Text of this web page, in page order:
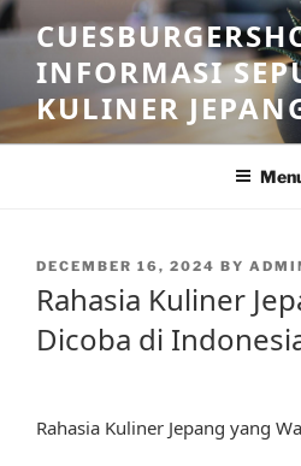
Skip
to
contentINFORMASI
KULINER
POSTED
DECEMBER 16, 2024 BY
Rahasia Kuliner
Dicoba di
Rahasia Kuliner Jepang yang